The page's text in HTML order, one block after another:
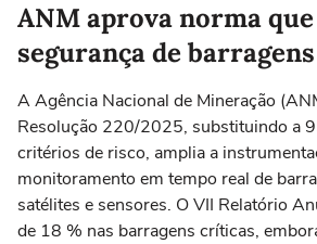
ANM aprova norma
segurança de
A Agência Nacional de Mineração
Resolução 220/2025, substituindo a
critérios de risco, amplia a
monitoramento em tempo real de
satélites e sensores. O VII Relatório
de 18 % nas barragens críticas,